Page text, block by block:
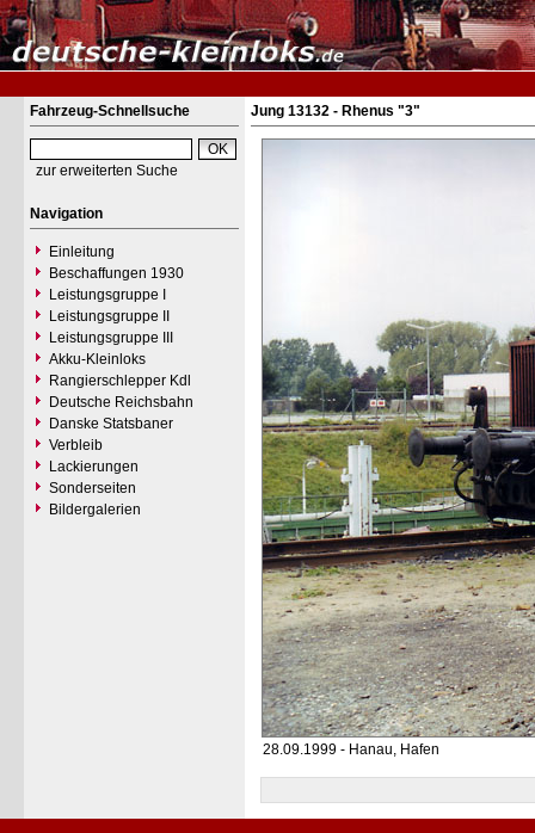
Fahrzeug-Schnellsuche
zur erweiterten Suche
Navigation
Einleitung
Beschaffungen 1930
Leistungsgruppe I
Leistungsgruppe II
Leistungsgruppe III
Akku-Kleinloks
Rangierschlepper Kdl
Deutsche Reichsbahn
Danske Statsbaner
Verbleib
Lackierungen
Sonderseiten
Bildergalerien
Jung 13132 - Rhenus "3"
28.09.1999 - Hanau, Hafen